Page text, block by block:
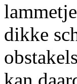
dikke
kan